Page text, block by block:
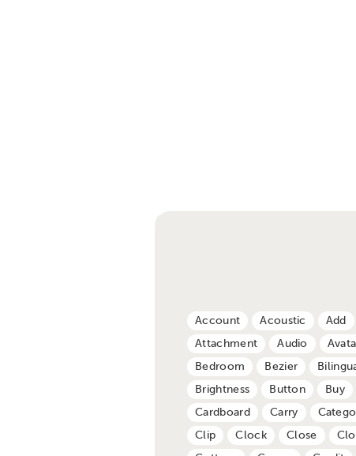
Account Acoustic Add
Attachment
Audio
Bedroom
Bezier
Brightness
Button Buy
Cardboard
Carry
Clip
Clock Close